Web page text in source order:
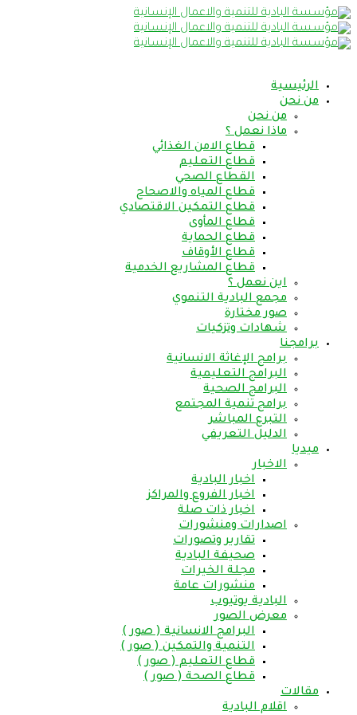
الرئيسية
من نحن
من نحن
ماذا نعمل ؟
قطاع الامن الغذائي
قطاع التعليم
القطاع الصحي
قطاع المياه والاصحاح
قطاع التمكين الاقتصادي
قطاع المأوى
قطاع الحماية
قطاع الأوقاف
قطاع المشاريع الخدمية
اين نعمل ؟
مجمع البادية التنموي
صور مختارة
شهادات وتزكيات
برامجنا
برامج الإغاثة الانسانية
البرامج التعليمية
البرامج الصحية
برامج تنمية المجتمع
التبرع المباشر
الدليل التعريفي
ميديا
الاخبار
اخبار البادية
اخبار الفروع والمراكز
اخبار ذات صلة
اصدارات ومنشورات
تقارير وتصورات
صحيفة البادية
مجلة الخيرات
منشورات عامة
البادية يوتيوب
معرض الصور
البرامج الانسانية ( صور )
التنمية والتمكين ( صور )
قطاع التعليم ( صور )
قطاع الصحة ( صور )
مقالات
اقلام البادية